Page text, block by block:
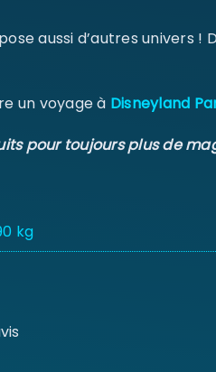
aussi d’autres univers
un voyage à Disneyland
pour toujours plus de
kg